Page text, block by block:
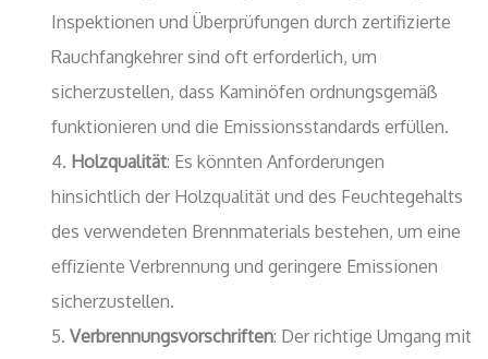
Inspektionen und Überprüfungen durch zertifizierte
Rauchfangkehrer sind oft erforderlich, um
sicherzustellen, dass Kaminöfen ordnungsgemäß
funktionieren und die Emissionsstandards erfüllen.
Holzqualität: Es könnten Anforderungen
hinsichtlich der Holzqualität und des Feuchtegehalts
des verwendeten Brennmaterials bestehen, um eine
effiziente Verbrennung und geringere Emissionen
sicherzustellen.
Verbrennungsvorschriften: Der richtige Umgang mit